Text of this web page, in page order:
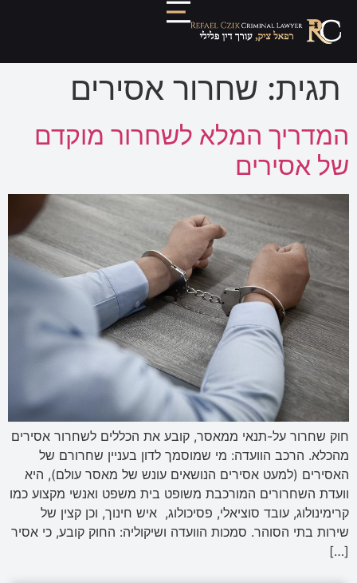
תגית: שחרור אסירים
המדריך המלא לשחרור מוקדם
של אסירים
חוק שחרור על-תנאי ממאסר, קובע את הכללים לשחרור אסירים
מהכלא. הרכב הוועדה: מי שמוסמך לדון בעניין שחרורם של
האסירים (למעט אסירים הנושאים עונש של מאסר עולם), היא
וועדת השחרורים המורכבת משופט בית משפט ואנשי מקצוע כמו
קרימינולוג, עובד סוציאלי, פסיכולוג, איש חינוך, וכן קצין של
שירות בתי הסוהר. סמכות הוועדה ושיקוליה: החוק קובע, כי אסיר
[…]